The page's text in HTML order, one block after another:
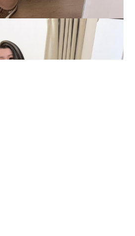
BUY NOW